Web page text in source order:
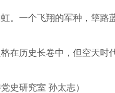
。一个飞翔的军种，筚路
在历史长卷中，但空天时
史研究室 孙太志）